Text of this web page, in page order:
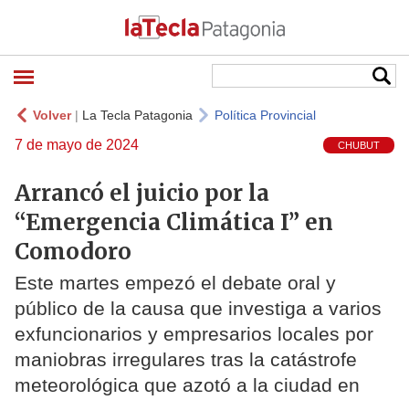
Volver| La Tecla Patagonia Política Provincial
7 de mayo de 2024 CHUBUT
Arrancó el juicio por la
“Emergencia Climática I” en
Comodoro
Este martes empezó el debate oral y
público de la causa que investiga a varios
exfuncionarios y empresarios locales por
maniobras irregulares tras la catástrofe
meteorológica que azotó a la ciudad en